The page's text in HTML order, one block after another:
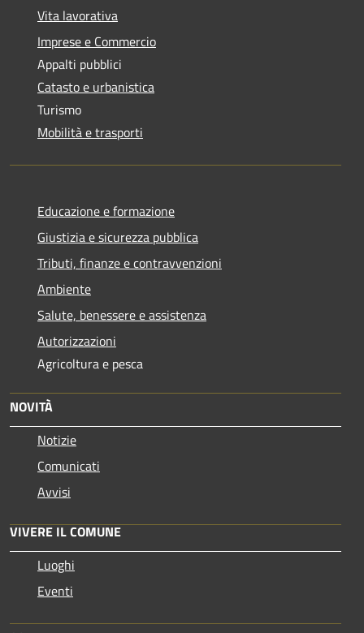
Vita lavorativa
Imprese e Commercio
Appalti pubblici
Catasto e urbanistica
Turismo
Mobilità e trasporti
Educazione e formazione
Giustizia e sicurezza pubblica
Tributi, finanze e contravvenzioni
Ambiente
Salute, benessere e assistenza
Autorizzazioni
Agricoltura e pesca
NOVITÀ
Notizie
Comunicati
Avvisi
VIVERE IL COMUNE
Luoghi
Eventi